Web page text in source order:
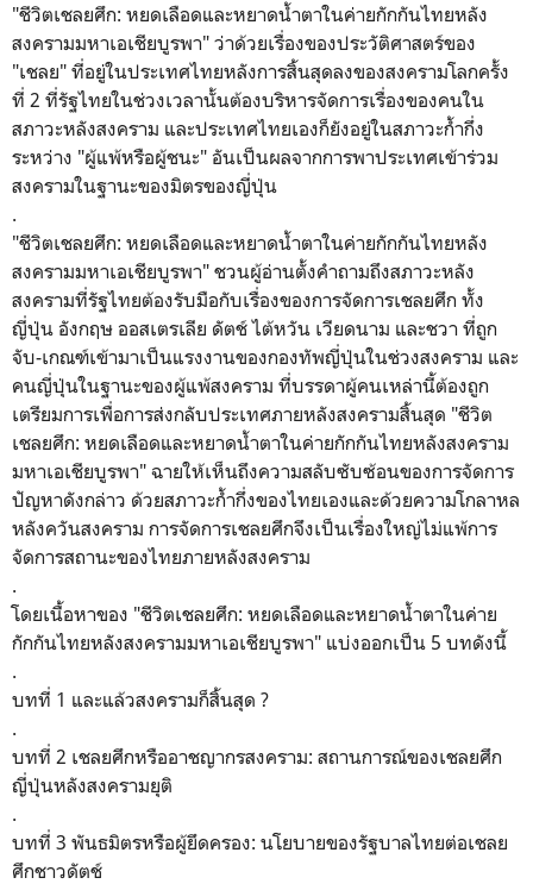
"ชีวิตเชลยศึก: หยดเลือดและหยาดน้ำตาในค่ายกักกันไทยหลัง
สงครามมหาเอเชียบูรพา" ว่าด้วยเรื่องของประวัติศาสตร์ของ
"เชลย" ที่อยู่ในประเทศไทยหลังการสิ้นสุดลงของสงครามโลกครั้ง
ที่ 2 ที่รัฐไทยในช่วงเวลานั้นต้องบริหารจัดการเรื่องของคนใน
สภาวะหลังสงคราม และประเทศไทยเองก็ยังอยู่ในสภาวะก้ำกึ่ง
ระหว่าง "ผู้แพ้หรือผู้ชนะ" อันเป็นผลจากการพาประเทศเข้าร่วม
สงครามในฐานะของมิตรของญี่ปุ่น
.
"ชีวิตเชลยศึก: หยดเลือดและหยาดน้ำตาในค่ายกักกันไทยหลัง
สงครามมหาเอเชียบูรพา" ชวนผู้อ่านตั้งคำถามถึงสภาวะหลัง
สงครามที่รัฐไทยต้องรับมือกับเรื่องของการจัดการเชลยศึก ทั้ง
ญี่ปุ่น อังกฤษ ออสเตรเลีย ดัตช์ ไต้หวัน เวียดนาม และชวา ที่ถูก
จับ-เกณฑ์เข้ามาเป็นแรงงานของกองทัพญี่ปุ่นในช่วงสงคราม และ
คนญี่ปุ่นในฐานะของผู้แพ้สงคราม ที่บรรดาผู้คนเหล่านี้ต้องถูก
เตรียมการเพื่อการส่งกลับประเทศภายหลังสงครามสิ้นสุด "ชีวิต
เชลยศึก: หยดเลือดและหยาดน้ำตาในค่ายกักกันไทยหลังสงคราม
มหาเอเชียบูรพา" ฉายให้เห็นถึงความสลับซับซ้อนของการจัดการ
ปัญหาดังกล่าว ด้วยสภาวะก้ำกึ่งของไทยเองและด้วยความโกลาหล
หลังควันสงคราม การจัดการเชลยศึกจึงเป็นเรื่องใหญ่ไม่แพ้การ
จัดการสถานะของไทยภายหลังสงคราม
.
โดยเนื้อหาของ "ชีวิตเชลยศึก: หยดเลือดและหยาดน้ำตาในค่าย
กักกันไทยหลังสงครามมหาเอเชียบูรพา" แบ่งออกเป็น 5 บทดังนี้
.
บทที่ 1 และแล้วสงครามก็สิ้นสุด ?
.
บทที่ 2 เชลยศึกหรืออาชญากรสงคราม: สถานการณ์ของเชลยศึก
ญี่ปุ่นหลังสงครามยุติ
.
บทที่ 3 พันธมิตรหรือผู้ยึดครอง: นโยบายของรัฐบาลไทยต่อเชลย
ศึกชาวดัตช์